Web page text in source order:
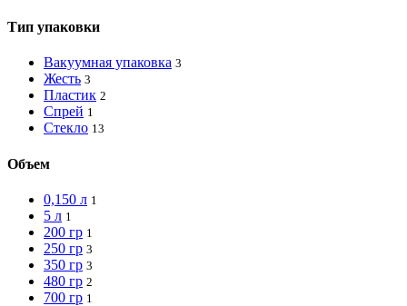
Тип упаковки
Вакуумная упаковка 3
Жесть 3
Пластик 2
Спрей 1
Стекло 13
Объем
0,150 л 1
5 л 1
200 гр 1
250 гр 3
350 гр 3
480 гр 2
700 гр 1